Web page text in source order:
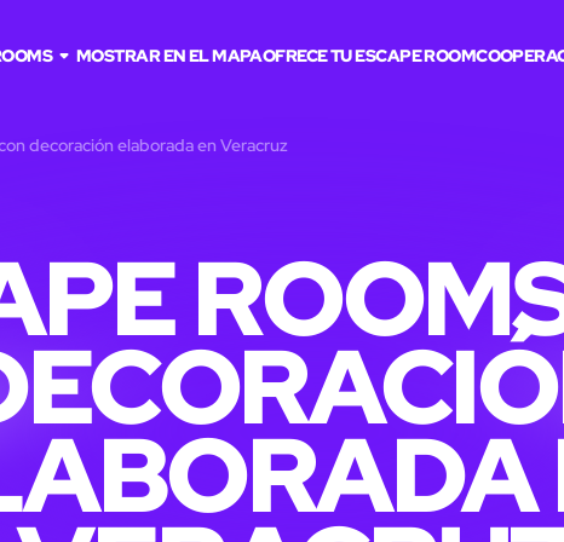
MOSTRAR EN EL MAPAOFRECE TU ESCAPE ROOM
decoración elaborada en Veracruz